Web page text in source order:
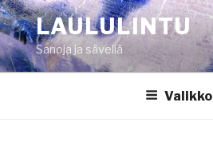
Siirry
sisältöönLAULULINTU
Sanoja ja säveliä
Valikko